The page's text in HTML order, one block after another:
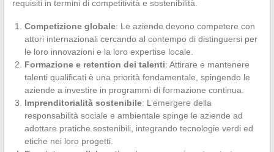
requisiti in termini di competitività e sostenibilità.
Competizione globale: Le aziende devono competere con
attori internazionali cercando al contempo di distinguersi per
le loro innovazioni e la loro expertise locale.
Formazione e retention dei talenti: Attirare e mantenere
talenti qualificati è una priorità fondamentale, spingendo le
aziende a investire in programmi di formazione continua.
Imprenditorialità sostenibile: L’emergere della
responsabilità sociale e ambientale spinge le aziende ad
adottare pratiche sostenibili, integrando tecnologie verdi ed
etiche nei loro progetti.